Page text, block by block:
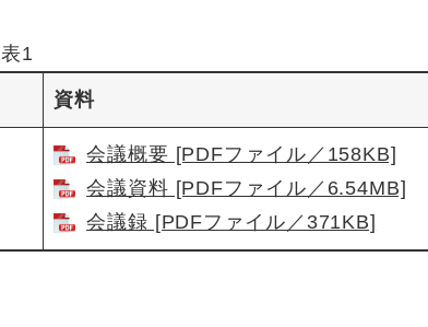
表1
資料
会議概要 [PDFファイル／158KB]
会議資料 [PDFファイル／6.54MB]
会議録 [PDFファイル／371KB]